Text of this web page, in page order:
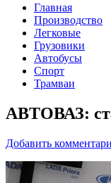
Главная
Производство
Легковые
Грузовики
Автобусы
Спорт
Трамваи
АВТОВАЗ:
Добавить